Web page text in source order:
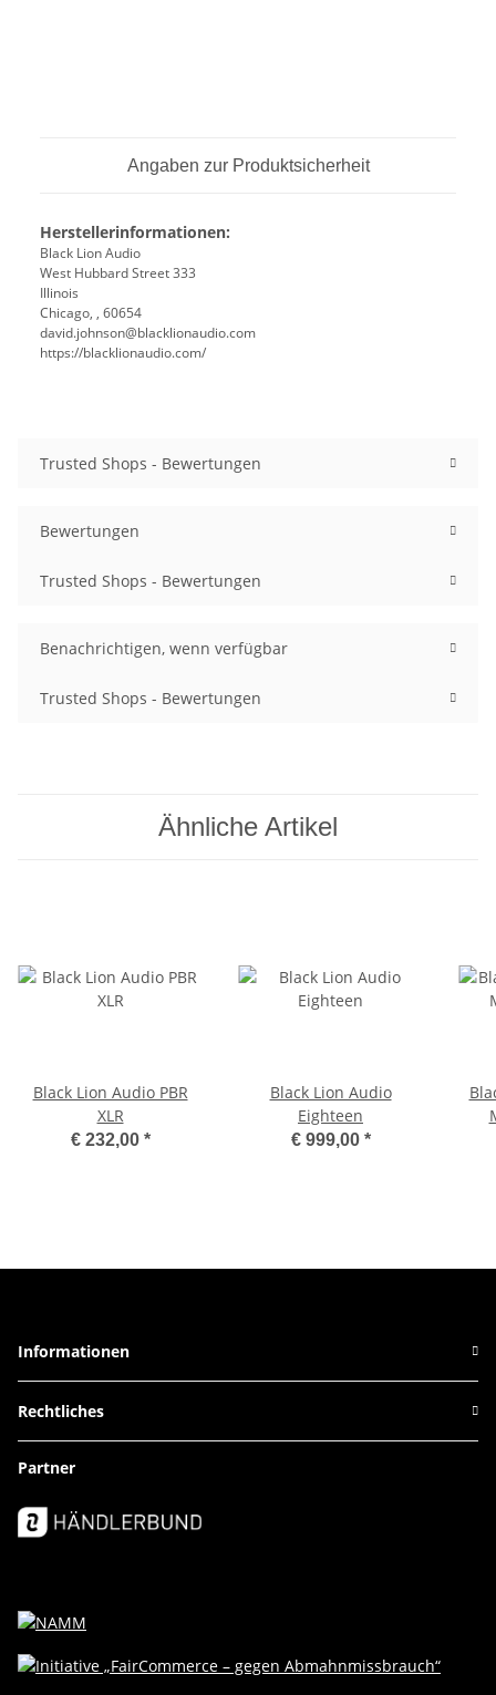
Angaben zur Produktsicherheit
Herstellerinformationen:
Black Lion Audio
West Hubbard Street 333
Illinois
Chicago, , 60654
david.johnson@blacklionaudio.com
https://blacklionaudio.com/
Trusted Shops - Bewertungen
Bewertungen
Trusted Shops - Bewertungen
Benachrichtigen, wenn verfügbar
Trusted Shops - Bewertungen
Ähnliche Artikel
Black Lion Audio PBR
XLR
€ 232,00 *
Black Lion Audio
Eighteen
€ 999,00 *
Informationen
Rechtliches
Partner